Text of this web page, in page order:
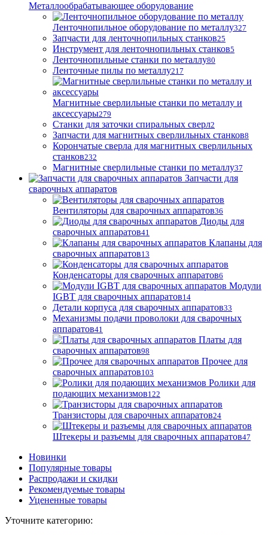
Металлообрабатывающее оборудование
Ленточнопильное оборудование по металлу327
Запчасти для ленточнопильных станков25
Инструмент для ленточнопильных станков5
Ленточнопильные станки по металлу80
Ленточные пилы по металлу217
Магнитные сверлильные станки по металлу и
аксессуары279
Станки для заточки спиральных сверл2
Запчасти для магнитных сверлильных станков8
Корончатые сверла для магнитных сверлильных
станков232
Магнитные сверлильные станки по металлу37
Запчасти для
сварочных аппаратов
Вентиляторы для сварочных аппаратов36
Диоды для
сварочных аппаратов41
Клапаны для
сварочных аппаратов13
Конденсаторы для сварочных аппаратов6
Модули
IGBT для сварочных аппаратов14
Детали корпуса для сварочных аппаратов33
Механизмы подачи проволоки для сварочных
аппаратов41
Платы для
сварочных аппаратов98
Прочее для
сварочных аппаратов103
Ролики для
подающих механизмов122
Транзисторы для сварочных аппаратов24
Штекеры и разъемы для сварочных аппаратов47
Новинки
Популярные товары
Распродажи и скидки
Рекомендуемые товары
Уцененные товары
Уточните категорию: